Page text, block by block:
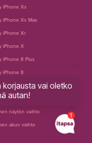
iPhone Xs
iPhone Xs Max
iPhone Xr
iPhone X
iPhone 8 Plus
iPhone 8
iPhone 7 Plus
iPhone 7
näytön vaihto
akun vaihto
korjausta vai oletko
autan!